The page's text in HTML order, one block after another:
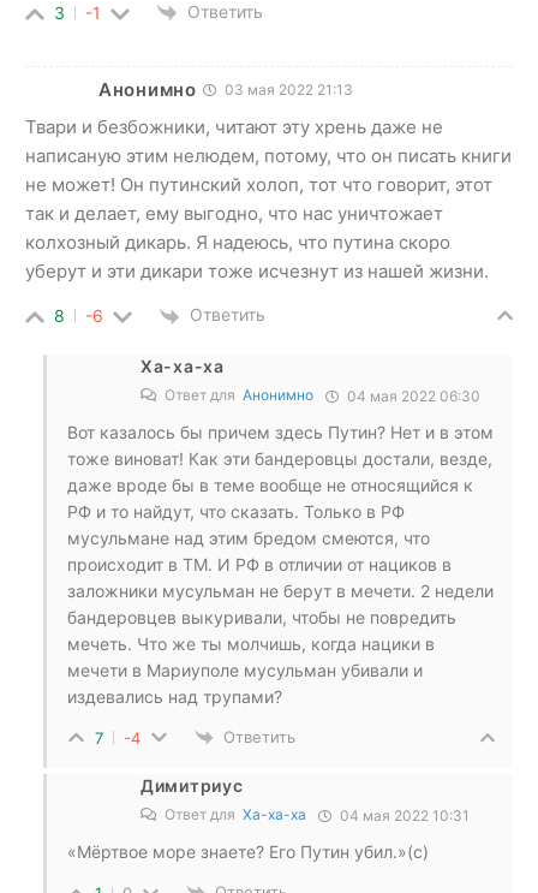
3 -1 Ответить
Анонимно 03 мая 2022 21:13
Твари и безбожники, читают эту хрень даже не
написаную этим нелюдем, потому, что он писать книги
не может! Он путинский холоп, тот что говорит, этот
так и делает, ему выгодно, что нас уничтожает
колхозный дикарь. Я надеюсь, что путина скоро
уберут и эти дикари тоже исчезнут из нашей жизни.
8 -6 Ответить
Ха-ха-ха
Ответ для Анонимно 04 мая 2022 06:30
Вот казалось бы причем здесь Путин? Нет и в этом
тоже виноват! Как эти бандеровцы достали, везде,
даже вроде бы в теме вообще не относящийся к
РФ и то найдут, что сказать. Только в РФ
мусульмане над этим бредом смеются, что
происходит в ТМ. И РФ в отличии от нациков в
заложники мусульман не берут в мечети. 2 недели
бандеровцев выкуривали, чтобы не повредить
мечеть. Что же ты молчишь, когда нацики в
мечети в Мариуполе мусульман убивали и
издевались над трупами?
7 -4 Ответить
Димитриус
Ответ для Ха-ха-ха 04 мая 2022 10:31
«Мёртвое море знаете? Его Путин убил.»(с)